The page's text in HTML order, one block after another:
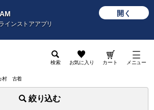
インストアアプリ
開く
検索 お気に入り カート メニュー
村 古着
絞り込む